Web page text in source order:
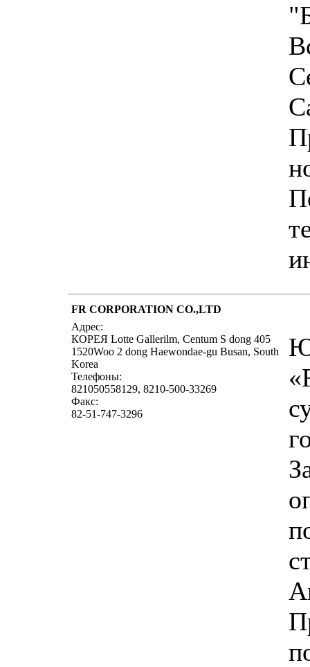
FR CORPORATION CO.,LTD
Адрес:
КОРЕЯ Lotte Gallerilm, Centum S dong 405
1520Woo 2 dong Haewondae-gu Busan, South
Korea
Телефоны:
821050558129, 8210-500-33269
Факс:
82-51-747-3296